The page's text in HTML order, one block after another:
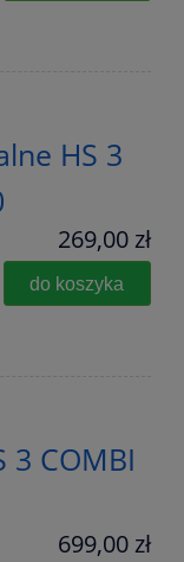
HS 3
269,00 zł
do koszyka
3 COMBI
699,00 zł